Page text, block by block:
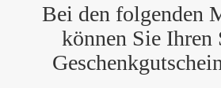
Bei den folgenden
können Sie Ihren